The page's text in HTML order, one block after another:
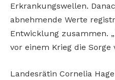
Erkrankungswellen.
abnehmende Werte
Entwicklung zusammen.
vor einem Krieg die Sorge
Landesrätin Cornelia